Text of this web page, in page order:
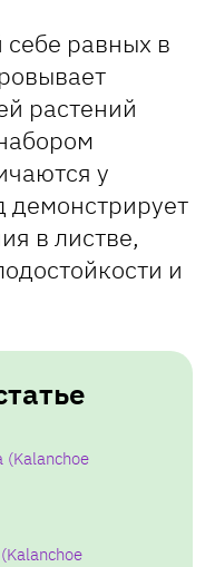
равных в
растений
у
демонстрирует
в листве,
и
(Kalanchoe